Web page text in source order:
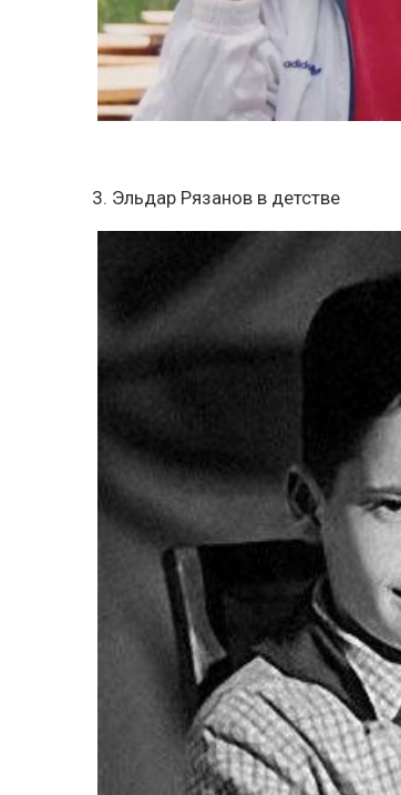
3. Эльдар Рязанов в детстве